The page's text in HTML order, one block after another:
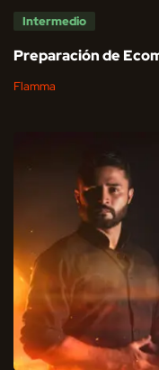
Intermedio
Preparación de
Flamma